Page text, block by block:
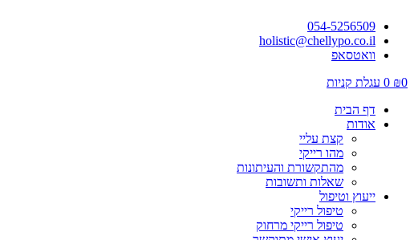
054-5256509
holistic@chellypo.co.il
וואטסאפ
₪0
0 עגלת קניות
דף הבית
אודות
קצת עליי
מהו רייקי
מהתקשורת והעיתונות
שאלות ותשובות
ייעוץ וטיפול
טיפול רייקי
טיפול רייקי מרחוק